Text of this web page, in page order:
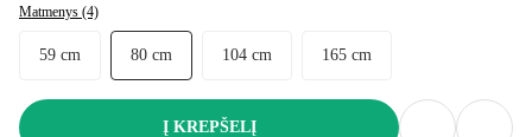
Matmenys (4)
59 cm 80 cm 104 cm 165 cm
Į KREPŠELĮ